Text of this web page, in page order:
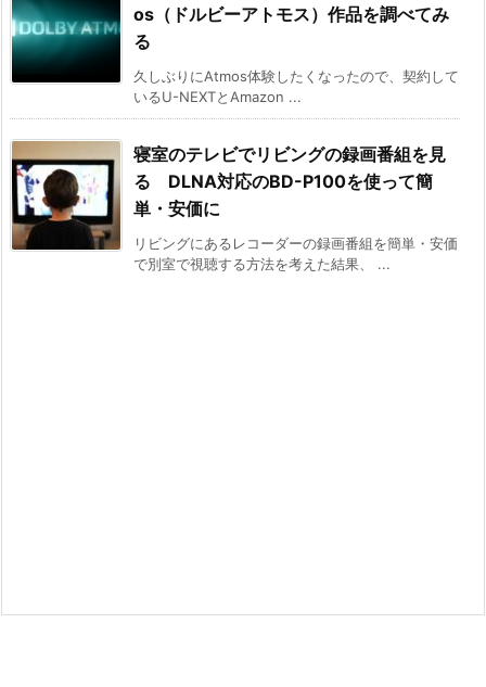
os（ドルビーアトモス）作品を調べてみ
る
久しぶりにAtmos体験したくなったので、契約して
いるU-NEXTとAmazon ...
寝室のテレビでリビングの録画番組を見
る DLNA対応のBD-P100を使って簡
単・安価に
リビングにあるレコーダーの録画番組を簡単・安価
で別室で視聴する方法を考えた結果、 ...